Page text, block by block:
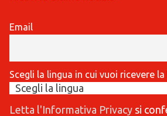
Email
Scegli la lingua in cui vuoi ricevere
Letta l'Informativa Privacy si